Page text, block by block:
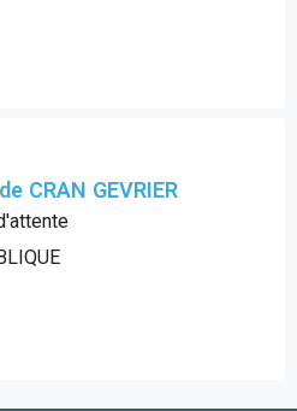
CRAN GEVRIER